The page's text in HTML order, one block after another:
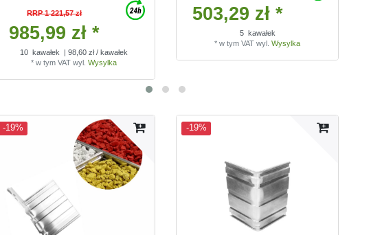
RRP 1 221,57 zł
985,99 zł *
10 kawałek
| 98,60 zł / kawałek
*w tym VAT wyl.Wysylka
503,29 zł *
5 kawałek
*w tym VAT wyl.Wysylka
-19% -19%